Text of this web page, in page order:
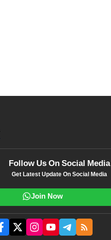
Follow Us On Social Media
Get Latest Update On Social Media
Join Now